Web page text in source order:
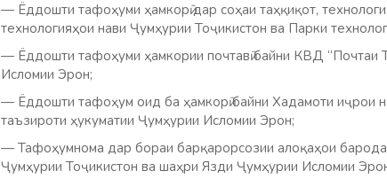
— Ёддошти тафоҳуми ҳамкорӣ дар соҳаи таҳқиқот,
технологияҳои нави Ҷумҳурии Тоҷикистон ва Парки
— Ёддошти тафоҳуми ҳамкории почтавӣ байни КВД “Почтаи
Исломии Эрон;
— Ёддошти тафоҳум оид ба ҳамкорӣ байни Хадамоти иҷрои
таъзироти ҳукуматии Ҷумҳурии Исломии Эрон;
— Тафоҳумнома дар бораи барқарорсозии алоқаҳои
Ҷумҳурии Тоҷикистон ва шаҳри Язди Ҷумҳурии Исломии